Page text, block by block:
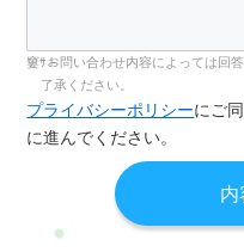
お問い合わせ内容によっては回
了承ください。
プライバシーポリシーにご
に進んでください。